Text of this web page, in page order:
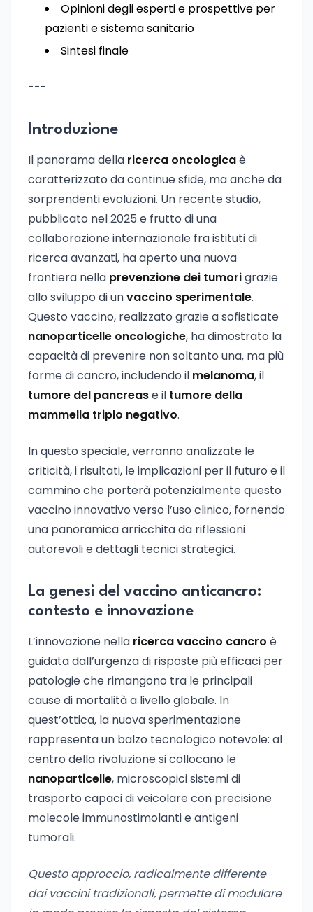
Opinioni degli esperti e prospettive per
pazienti e sistema sanitario
Sintesi finale
---
Introduzione
Il panorama della ricerca oncologicaè
caratterizzato da continue sfide, ma anche da
sorprendenti evoluzioni. Un recente studio,
pubblicato nel 2025 e frutto di una
collaborazione internazionale fra istituti di
ricerca avanzati, ha aperto una nuova
frontiera nella prevenzione dei tumorigrazie
allo sviluppo di unvaccino sperimentale.
Questo vaccino, realizzato grazie a sofisticate
nanoparticelle oncologiche, ha dimostrato la
capacità di prevenire non soltanto una, ma più
forme di cancro, includendo il melanoma, il
tumore del pancrease il tumore della
mammella triplo negativo.
In questo speciale, verranno analizzate le
criticità, i risultati, le implicazioni per il futuro e il
cammino che porterà potenzialmente questo
vaccino innovativo verso l’uso clinico, fornendo
una panoramica arricchita da riflessioni
autorevoli e dettagli tecnici strategici.
La genesi del vaccino anticancro:
contesto e innovazione
L’innovazione nella ricerca vaccino cancro è
guidata dall’urgenza di risposte più efficaci per
patologie che rimangono tra le principali
cause di mortalità a livello globale. In
quest’ottica, la nuova sperimentazione
rappresenta un balzo tecnologico notevole: al
centro della rivoluzione si collocano le
nanoparticelle, microscopici sistemi di
trasporto capaci di veicolare con precisione
molecole immunostimolanti e antigeni
tumorali.
Questo approccio, radicalmente differente
dai vaccini tradizionali, permette di modulare